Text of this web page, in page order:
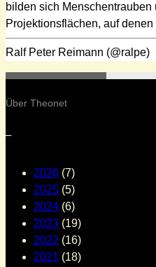
bilden sich Menschentrauben
Projektionsflächen, auf
Ralf Peter Reimann (@ralpe)
Über Theonet
–
2026 (7)
2025 (5)
2024 (6)
2023 (19)
2022 (16)
2021 (18)